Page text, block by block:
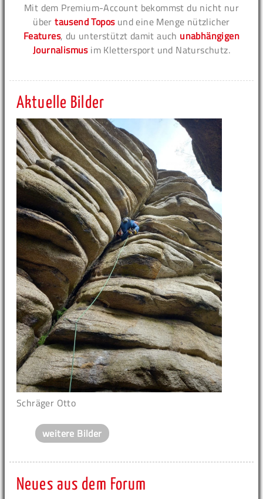
Mit dem Premium-Account bekommst du nicht nur
übertausend Toposund eine Menge nützlicher
Features, du unterstützt damit auch unabhängigen
Journalismusim Klettersport und Naturschutz.
Aktuelle Bilder
Schräger Otto
weitere Bilder
Neues aus dem Forum